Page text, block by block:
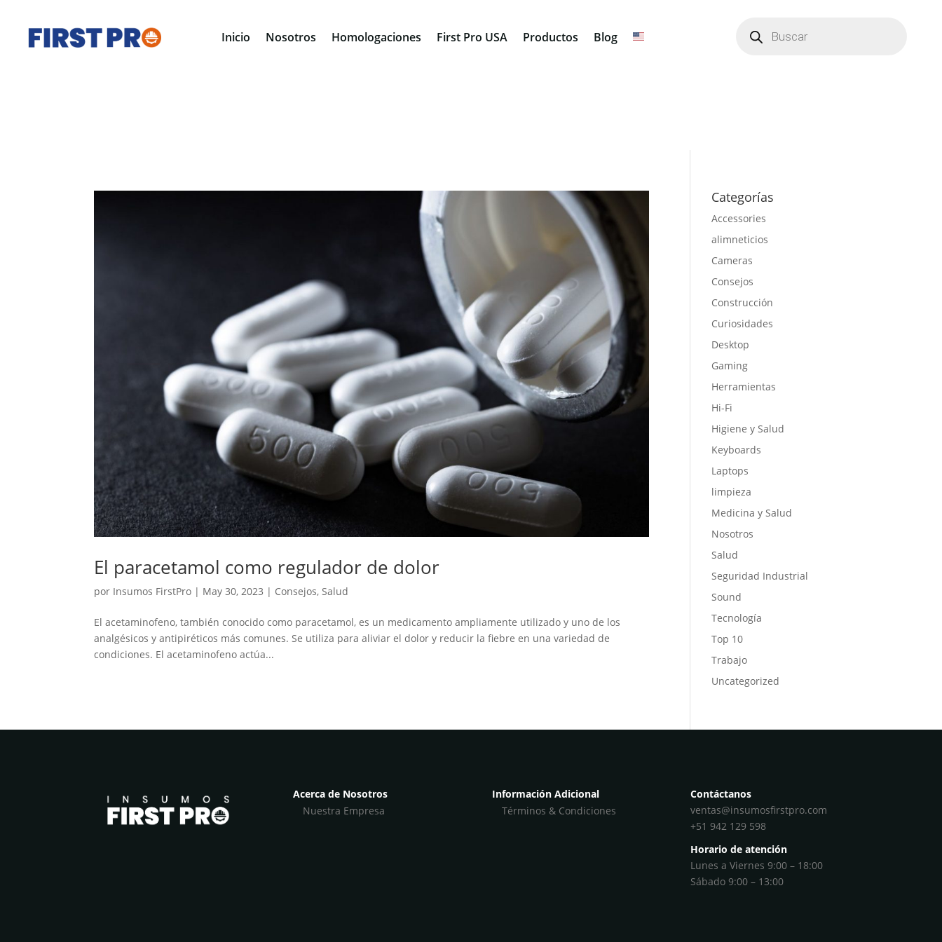
Inicio Nosotros Homologaciones First Pro USA Productos Blog productos
El paracetamol como regulador de dolor
por Insumos FirstPro | May 30, 2023 | Consejos,Salud
El acetaminofeno, también conocido como paracetamol, es un medicamento ampliamente utilizado y uno de los
analgésicos y antipiréticos más comunes. Se utiliza para aliviar el dolor y reducir la fiebre en una variedad de
condiciones. El acetaminofeno actúa...
Categorías
Accessories
alimneticios
Cameras
Consejos
Construcción
Curiosidades
Desktop
Gaming
Herramientas
Hi-Fi
Higiene y Salud
Keyboards
Laptops
limpieza
Medicina y Salud
Nosotros
Salud
Seguridad Industrial
Sound
Tecnología
Top 10
Trabajo
Uncategorized
Acerca de Nosotros
Nuestra Empresa
Información Adicional
Términos & Condiciones
Contáctanos
ventas@insumosfirstpro.com
+51 942 129 598
Horario de atención
Lunes a Viernes 9:00 – 18:00
Sábado 9:00 – 13:00